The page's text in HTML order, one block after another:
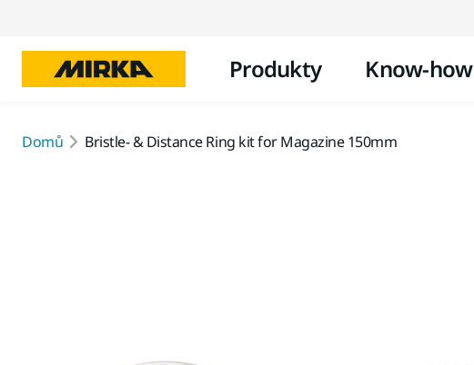
Produkty Know-how
Domů Bristle- & Distance Ring kit for Magazine 150mm